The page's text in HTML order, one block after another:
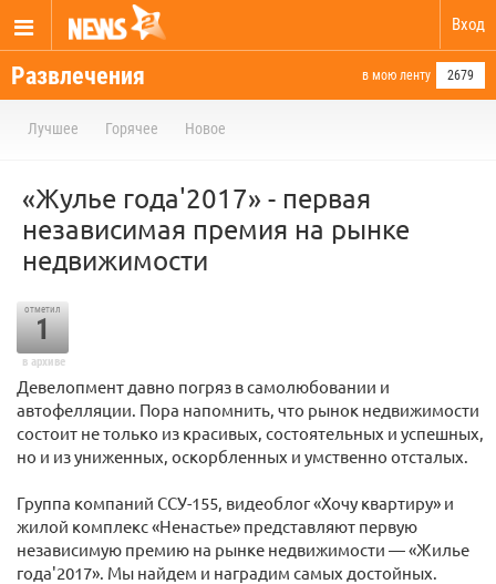
Вход
Развлечения в мою ленту 2679
Лучшее Горячее Новое
«Жулье года'2017» - первая
независимая премия на рынке
недвижимости
отметил
1
в архиве
Девелопмент давно погряз в самолюбовании и
автофелляции. Пора напомнить, что рынок недвижимости
состоит не только из красивых, состоятельных и успешных,
но и из униженных, оскорбленных и умственно отсталых.
Группа компаний ССУ-155, видеоблог «Хочу квартиру» и
жилой комплекс «Ненастье» представляют первую
независимую премию на рынке недвижимости — «Жилье
года'2017». Мы найдем и наградим самых достойных.